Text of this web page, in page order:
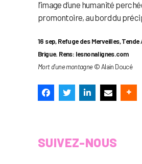
l’image d’une humanité
promontoire, au bord du
16 sep, Refuge des Merveilles, Tende
Brigue. Rens: lesnonalignes.com
Mort d’une montagne© Alain Doucé
SUIVEZ-NOUS